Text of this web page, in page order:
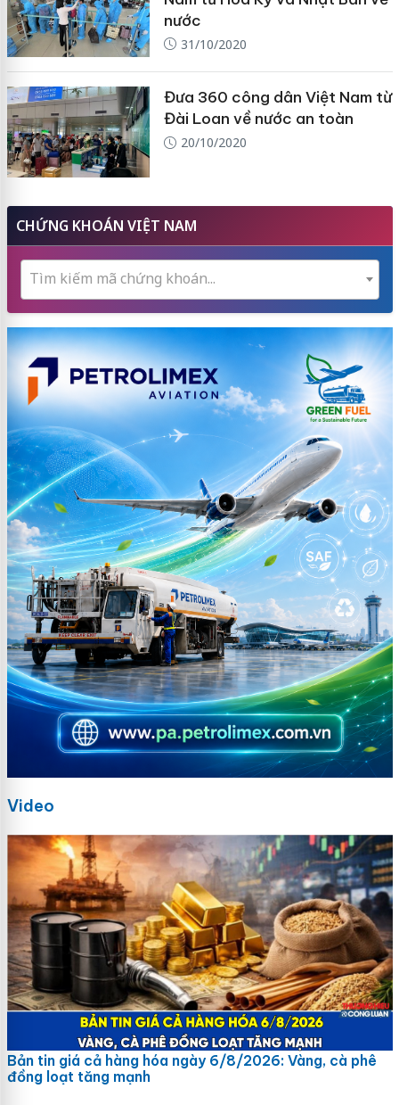
nước
31/10/2020
Đưa 360 công dân Việt Nam từ
Đài Loan về nước an toàn
20/10/2020
CHỨNG KHOÁN VIỆT NAM
Tìm kiếm mã chứng khoán...
Video
Bản tin giá cả hàng hóa ngày 6/8/2026: Vàng, cà phê
đồng loạt tăng mạnh